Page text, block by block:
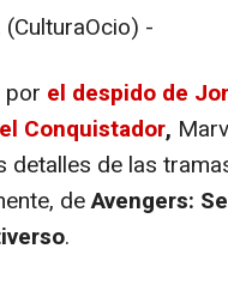
-
por el despido de
Conquistador,
detalles de las
deAvengers:
.